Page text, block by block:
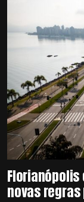
Florianópolis
novas